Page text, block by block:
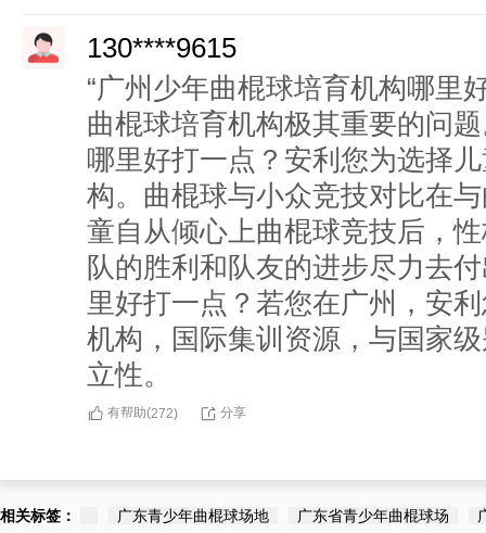
130****9615
“广州少年曲棍球培育机构哪里
曲棍球培育机构极其重要的问
哪里好打一点？安利您为选择
构。曲棍球与小众竞技对比在
童自从倾心上曲棍球竞技后，
队的胜利和队友的进步尽力去
里好打一点？若您在广州，安
机构，国际集训资源，与国家
立性。
有帮助(272) 分享
相关标签： 广东青少年曲棍球场地 广东省青少年曲棍球场